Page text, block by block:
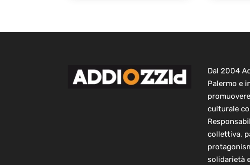
Dal 2004
Palermo e
culturale
collettiva,
solidarietà